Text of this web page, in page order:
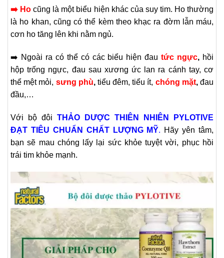
➡️ Ho cũng là một biểu hiện khác của suy tim. Ho thường
là ho khan, cũng có thể kèm theo khạc ra đờm lẫn máu,
cơn ho tăng lên khi nằm ngủ.
➡️ Ngoài ra có thể có các biểu hiện đautức ngực, hồi
hộp trống ngực, đau sau xương ức lan ra cánh tay, cơ
thể mệt mỏi, sưng phù, tiểu đêm, tiểu ít, chóng mặt,đau
đầu,…
Với bộ đôi THẢO DƯỢC THIÊN NHIÊN PYLOTIVE
ĐẠT TIÊU CHUẨN CHẤT LƯỢNG MỸ. Hãy yên tâm,
bạn sẽ mau chóng lấy lại sức khỏe tuyệt vời, phục hồi
trái tim khỏe mạnh.